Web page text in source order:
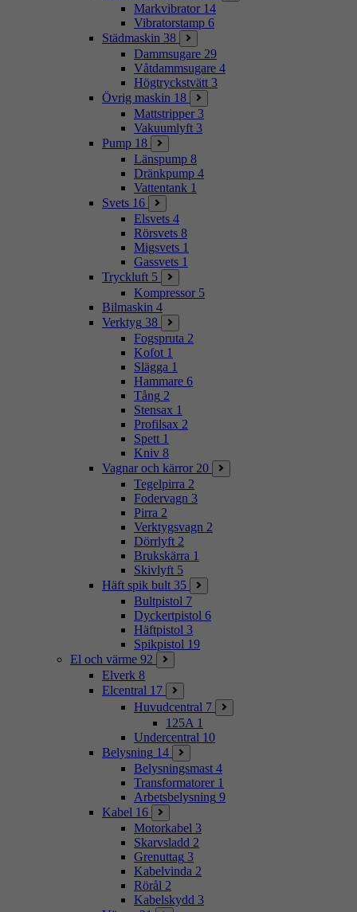
Markvibrator 14
Vibratorstamp 6
Städmaskin 38
Dammsugare 29
Våtdammsugare 4
Högtryckstvätt 3
Övrig maskin 18
Mattstripper 3
Vakuumlyft 3
Pump 18
Länspump 8
Dränkpump 4
Vattentank 1
Svets 16
Elsvets 4
Rörsvets 8
Migsvets 1
Gassvets 1
Tryckluft 5
Kompressor 5
Bilmaskin 4
Verktyg 38
Fogspruta 2
Kofot 1
Slägga 1
Hammare 6
Tång 2
Stensax 1
Profilsax 2
Spett 1
Kniv 8
Vagnar och kärror 20
Tegelpirra 2
Fodervagn 3
Pirra 2
Verktygsvagn 2
Dörrlyft 2
Brukskärra 1
Skivlyft 5
Häft spik bult 35
Bultpistol 7
Dyckertpistol 6
Häftpistol 3
Spikpistol 19
El och värme 92
Elverk 8
Elcentral 17
Huvudcentral 7
125A 1
Undercentral 10
Belysning 14
Belysningsmast 4
Transformatorer 1
Arbetsbelysning 9
Kabel 16
Motorkabel 3
Skarvsladd 2
Grenuttag 3
Kabelvinda 2
Rörål 2
Kabelskydd 3